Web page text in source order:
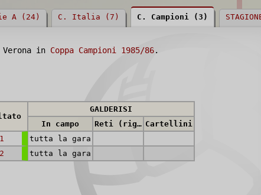
A (24) C. Italia (7) C. Campioni (3)
in Coppa Campioni 1985/86.
GALDERISI
In campo
Reti (rig.) Cartellini
tutta la gara
tutta la gara